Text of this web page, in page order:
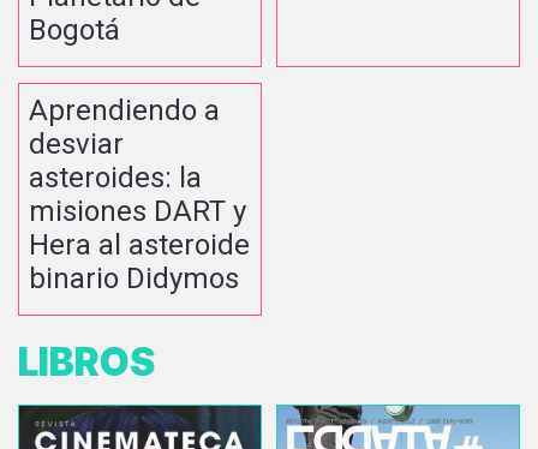
Bogotá
Aprendiendo a
desviar
asteroides: la
misiones DART y
Hera al asteroide
binario Didymos
LIBROS